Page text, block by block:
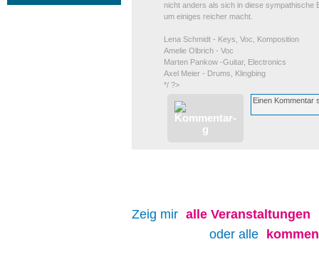
nicht anders als sich in diese sympathische
um einiges reicher macht.
Lena Schmidt - Keys, Voc, Komposition
Amelie Olbrich - Voc
Marten Pankow -Guitar, Electronics
Axel Meier - Drums, Klingbing
*/ ?>
Zeig mir alle Veranstaltungen
oder alle